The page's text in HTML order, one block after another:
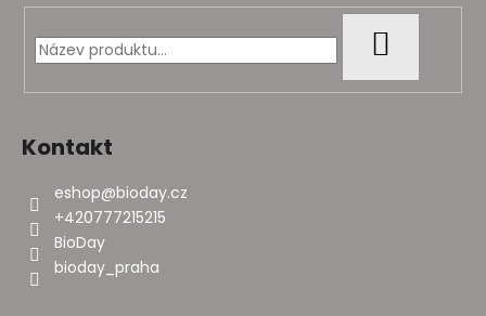
Kontakt
eshop@bioday.cz
+420777215215
BioDay
bioday_praha